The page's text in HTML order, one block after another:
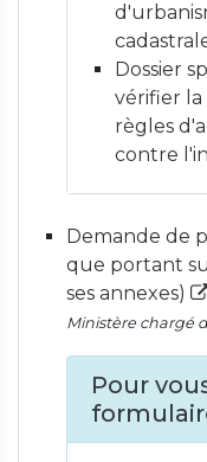
Dossier
vérifier la
règles
contre
Demande de
que portant
ses annexes)
Ministère chargé
Pour